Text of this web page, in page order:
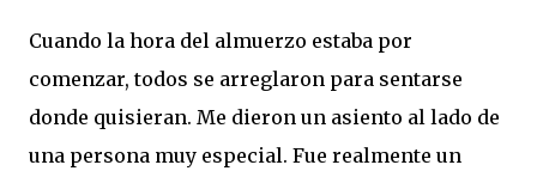
Cuando la hora del almuerzo estaba por
comenzar, todos se arreglaron para sentarse
donde quisieran. Me dieron un asiento al lado de
una persona muy especial. Fue realmente un